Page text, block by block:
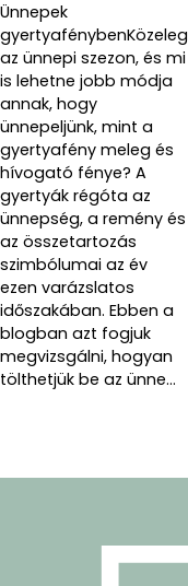
Ünnepek
gyertyafénybenKözeleg
az ünnepi szezon, és mi
is lehetne jobb módja
annak, hogy
ünnepeljünk, mint a
gyertyafény meleg és
hívogató fénye? A
gyertyák régóta az
ünnepség, a remény és
az összetartozás
szimbólumai az év
ezen varázslatos
időszakában. Ebben a
blogban azt fogjuk
megvizsgálni, hogyan
tölthetjük be az ünne...